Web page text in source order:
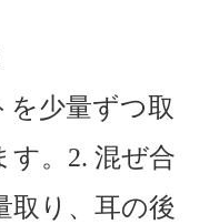
を少量ずつ取
す。2. 混ぜ合
取り、耳の後